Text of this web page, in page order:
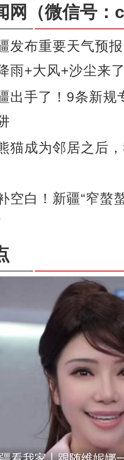
网 （微信号
发布重要天气预
雨+大风+沙尘来
出手了！9条新规
猫成为邻居之后
空白！新疆“窄螯
岗警察被萌娃包围，
视频
看我家丨跟随维妮娜